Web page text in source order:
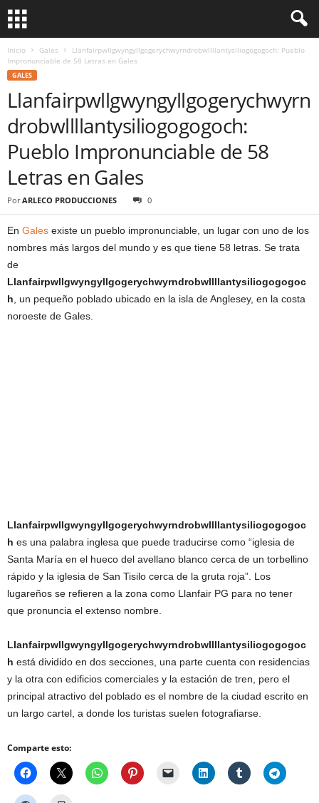
Inicio Gales
Llanfairpwllgwyngyllgogerychwyrndrobwllllantysiliogogogoch: Pueblo
Impronunciable de 58 Letras en Gales
GALES
Llanfairpwllgwyngyllgogerychwyrn
drobwllllantysiliogogogoch:
Pueblo Impronunciable de 58
Letras en Gales
Por ARLECO PRODUCCIONES 0
En Gales existe un pueblo impronunciable, un lugar con uno de los
nombres más largos del mundo y es que tiene 58 letras. Se trata
de
Llanfairpwllgwyngyllgogerychwyrndrobwllllantysiliogogogoc
h , un pequeño poblado ubicado en la isla de Anglesey, en la costa
noroeste de Gales.
Llanfairpwllgwyngyllgogerychwyrndrobwllllantysiliogogogoc
h es una palabra inglesa que puede traducirse como “iglesia de
Santa María en el hueco del avellano blanco cerca de un torbellino
rápido y la iglesia de San Tisilo cerca de la gruta roja”. Los
lugareños se refieren a la zona como Llanfair PG para no tener
que pronuncia el extenso nombre.
Llanfairpwllgwyngyllgogerychwyrndrobwllllantysiliogogogoc
h está dividido en dos secciones, una parte cuenta con residencias
y la otra con edificios comerciales y la estación de tren, pero el
principal atractivo del poblado es el nombre de la ciudad escrito en
un largo cartel, a donde los turistas suelen fotografiarse.
Comparte esto: